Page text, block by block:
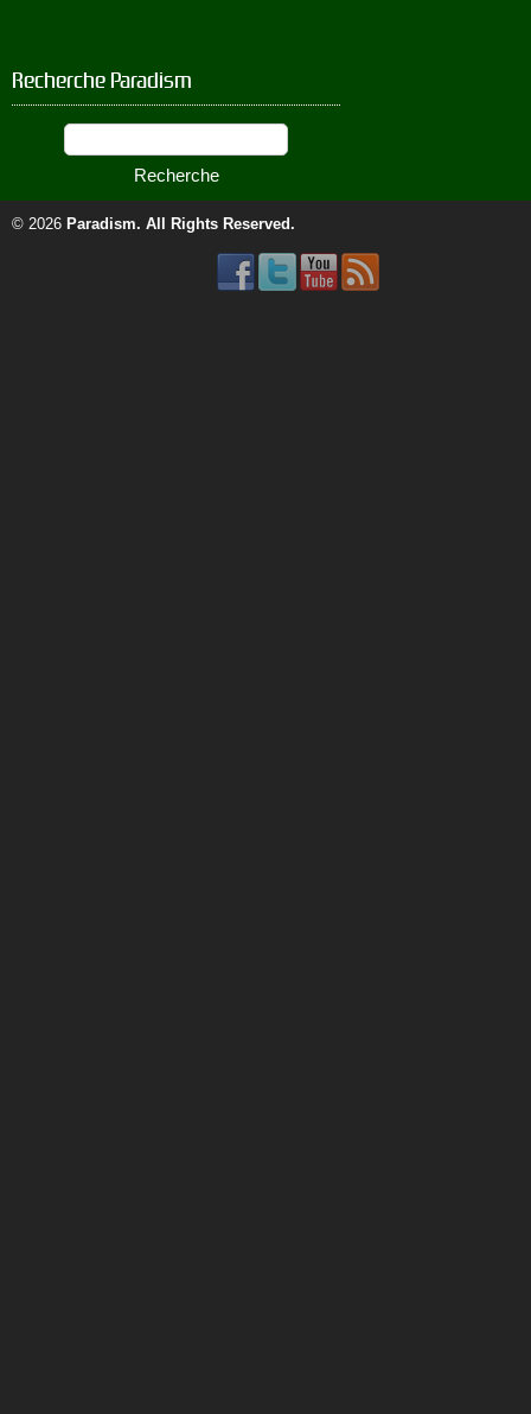
Recherche Paradism
© 2026 Paradism. All Rights Reserved.